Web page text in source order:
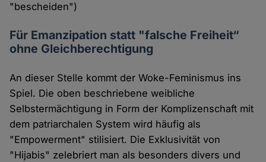
"bescheiden")
Für Emanzipation statt "falsche Freiheit“
ohne Gleichberechtigung
An dieser Stelle kommt der Woke-Feminismus ins
Spiel. Die oben beschriebene weibliche
Selbstermächtigung in Form der Komplizenschaft mit
dem patriarchalen System wird häufig als
"Empowerment" stilisiert. Die Exklusivität von
"Hijabis" zelebriert man als besonders divers und